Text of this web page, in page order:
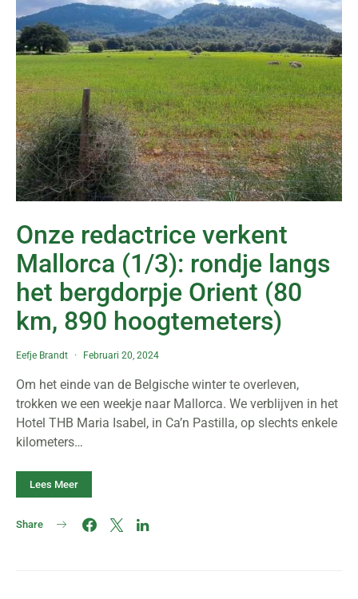
Onze redactrice verkent
Mallorca (1/3): rondje langs
het bergdorpje Orient (80
km, 890 hoogtemeters)
Eefje Brandt Februari 20, 2024
Om het einde van de Belgische winter te overleven,
trokken we een weekje naar Mallorca. We verblijven in het
Hotel THB Maria Isabel, in Ca’n Pastilla, op slechts enkele
kilometers…
Lees Meer
Share